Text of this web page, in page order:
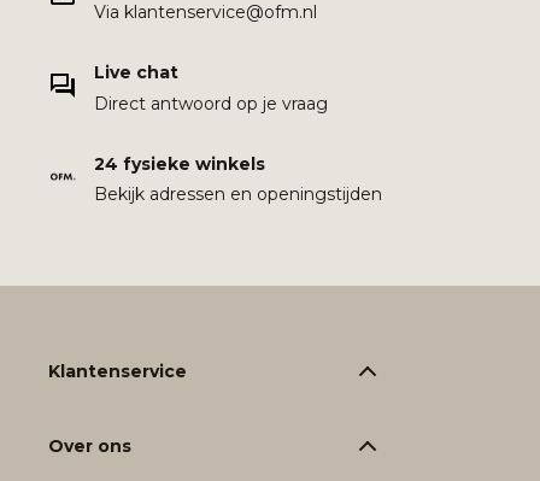
Via klantenservice@ofm.nl
Live chat
Direct antwoord op je vraag
24 fysieke winkels
Bekijk adressen en openingstijden
Klantenservice
Over ons